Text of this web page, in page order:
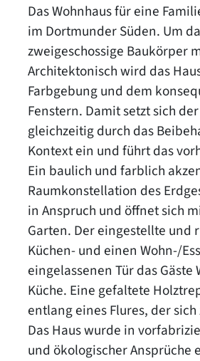
Das Wohnhaus für eine
im Dortmunder Süden. Um
zweigeschossige Baukörper
Architektonisch wird das
Farbgebung und dem
Fenstern. Damit setzt sich
gleichzeitig durch das
Kontext ein und führt das
Ein baulich und farblich
Raumkonstellation des
in Anspruch und öffnet sich
Garten. Der eingestellte und
Küchen‐ und einen Wohn-/
eingelassenen Tür das
Küche. Eine gefaltete
entlang eines Flures, der
Das Haus wurde in
und ökologischer